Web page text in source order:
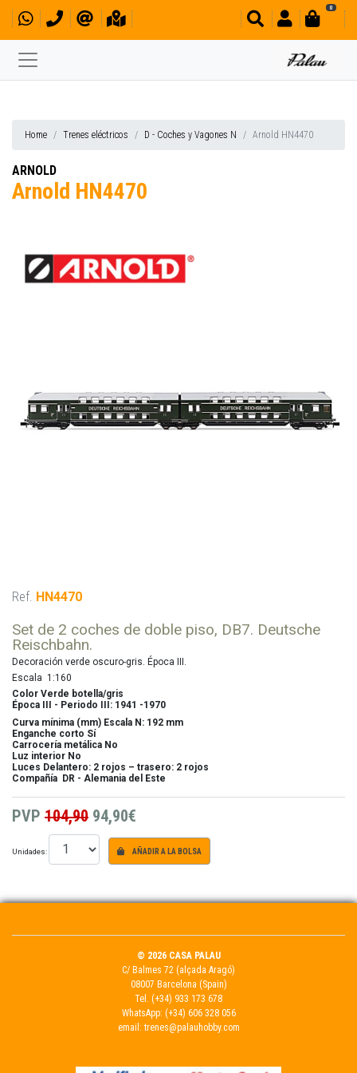
0
Home Trenes eléctricos D - Coches y Vagones N Arnold HN4470
ARNOLD
Arnold HN4470
Ref. HN4470
Set de 2 coches de doble piso, DB7. Deutsche
Reischbahn.
Decoración verde oscuro-gris. Época III.
Escala 1:160
Color Verde botella/gris
Época III - Periodo III: 1941 -1970
Curva mínima (mm) Escala N: 192 mm
Enganche corto Sí
Carrocería metálica No
Luz interior No
Luces Delantero: 2 rojos – trasero: 2 rojos
Compañía DR - Alemania del Este
PVP 104,90 94,90€
Unidades: AÑADIR A LA BOLSA
© 2026 CASA PALAU
C/ Balmes 72 (alçada Aragó)
08007 Barcelona (Spain)
Tel. (+34) 933 173 678
WhatsApp: (+34) 606 328 056
email: trenes@palauhobby.com